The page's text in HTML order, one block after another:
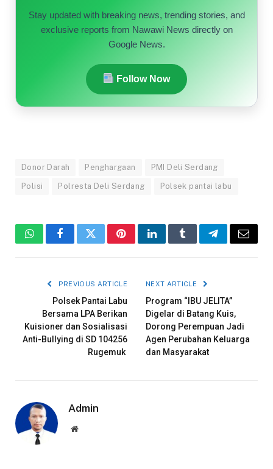
Stay updated with breaking news, trending stories, and
exclusive reports from Nawawi News directly on
Google News.
Follow Now
Donor Darah Penghargaan PMI Deli Serdang
Polisi Polresta Deli Serdang Polsek pantai labu
WhatsAppFacebookTwitterPinterestLinkedInTumblrTelegramEmail
PREVIOUS ARTICLE
Polsek Pantai Labu
Bersama LPA Berikan
Kuisioner dan Sosialisasi
Anti-Bullying di SD 104256
Rugemuk
NEXT ARTICLE
Program “IBU JELITA”
Digelar di Batang Kuis,
Dorong Perempuan Jadi
Agen Perubahan Keluarga
dan Masyarakat
Admin
Website